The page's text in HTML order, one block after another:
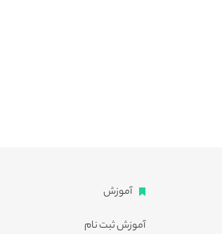
آموزش
آموزش ثبت نام